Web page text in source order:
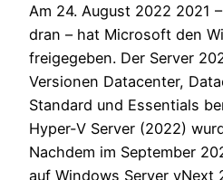
Am 24. August 2022 2021
dran – hat Microsoft den
freigegeben. Der Server
Versionen Datacenter,
Standard und Essentials
Hyper-V Server (2022)
Nachdem im September
auf Windows Server vNext